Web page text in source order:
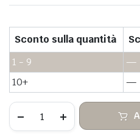
Sconto sulla quantità
1 - 9
—
10+
—
marrone
Heishi